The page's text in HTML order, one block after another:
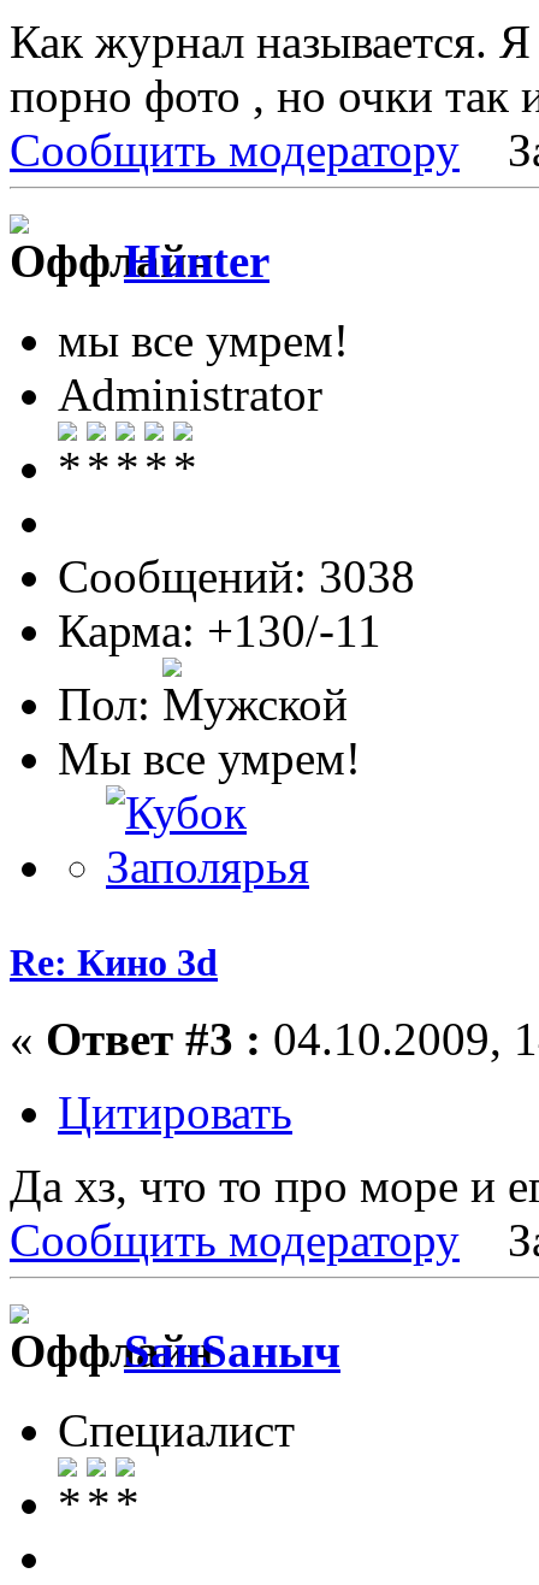
Как журнал называется.
порно фото , но очки так
Сообщить модератору
Hunter
мы все умрем!
Administrator
Сообщений: 3038
Карма: +130/-11
Пол:
Мы все умрем!
Re: Кино 3d
« Ответ #3 : 04.10.2009,
Цитировать
Да хз, что то про море и
Сообщить модератору
SанSаныч
Специалист